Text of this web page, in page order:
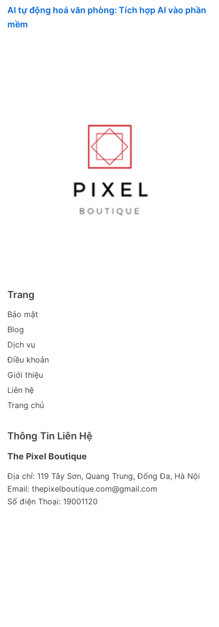
AI tự động hoá văn phòng: Tích hợp AI vào phần
mềm
Trang
Bảo mật
Blog
Dịch vụ
Điều khoản
Giới thiệu
Liên hệ
Trang chủ
Thông Tin Liên Hệ
The Pixel Boutique
Địa chỉ: 119 Tây Sơn, Quang Trung, Đống Đa, Hà Nội
Email: thepixelboutique.com@gmail.com
Số điện Thoại: 19001120